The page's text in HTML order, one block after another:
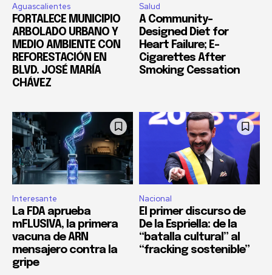
Aguascalientes
FORTALECE MUNICIPIO
ARBOLADO URBANO Y
MEDIO AMBIENTE CON
REFORESTACIÓN EN
BLVD. JOSÉ MARÍA
CHÁVEZ
Salud
A Community-
Designed Diet for
Heart Failure; E-
Cigarettes After
Smoking Cessation
Interesante
La FDA aprueba
mFLUSIVA, la primera
vacuna de ARN
mensajero contra la
gripe
Nacional
El primer discurso de
De la Espriella: de la
“batalla cultural” al
“fracking sostenible”